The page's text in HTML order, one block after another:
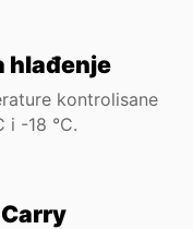
hlađenje
kontrolisane
i -18 °C.